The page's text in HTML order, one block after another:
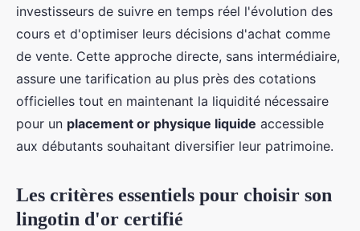
investisseurs de suivre en temps réel l'évolution des
cours et d'optimiser leurs décisions d'achat comme
de vente. Cette approche directe, sans intermédiaire,
assure une tarification au plus près des cotations
officielles tout en maintenant la liquidité nécessaire
pour un placement or physique liquide accessible
aux débutants souhaitant diversifier leur patrimoine.
Les critères essentiels pour choisir son
lingotin d'or certifié